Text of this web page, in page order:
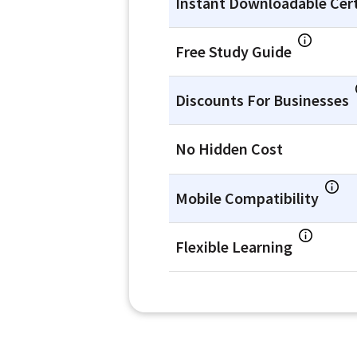
Free Study Guide
Discounts For Businesses
No Hidden Cost
Mobile Compatibility
Flexible Learning